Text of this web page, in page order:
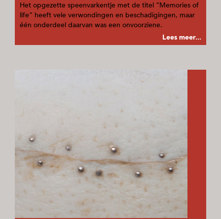
Het opgezette speenvarkentje met de titel “Memories of
life” heeft vele verwondingen en beschadigingen, maar
één onderdeel daarvan was een onvoorziene.
Lees meer...